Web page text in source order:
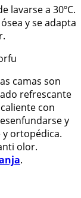
lavarse a 30ºC.
y se adapta
camas son
refrescante
con
y
y ortopédica.
olor.
.